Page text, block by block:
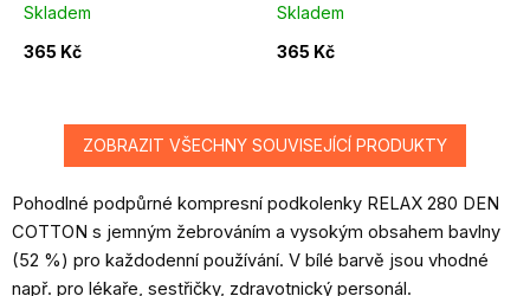
Skladem
365 Kč
Skladem
365 Kč
ZOBRAZIT VŠECHNY SOUVISEJÍCÍ PRODUKTY
Pohodlné podpůrné kompresní podkolenky RELAX 280 DEN
COTTON s jemným žebrováním a vysokým obsahem bavlny
(52 %) pro každodenní používání. V bílé barvě jsou vhodné
např. pro lékaře, sestřičky, zdravotnický personál.